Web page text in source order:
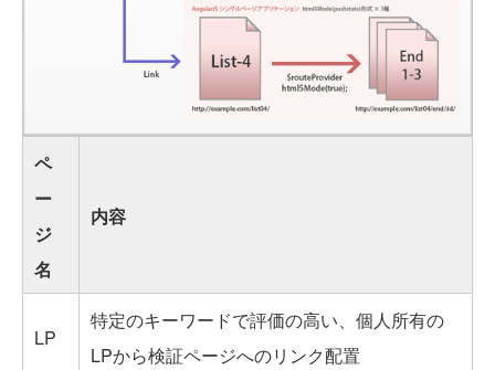
ペ
ー
ジ
名
内容
LP
特定のキーワードで評価の高い、個人所有の
LPから検証ページへのリンク配置